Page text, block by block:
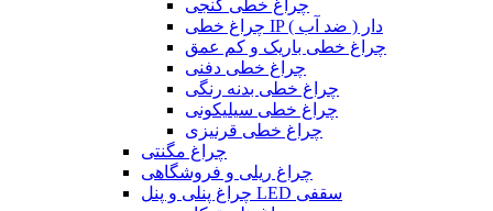
چراغ خطی کنجی
چراغ خطی IP دار ( ضد آب )
چراغ خطی باریک و کم عمق
چراغ خطی دفنی
چراغ خطی بدنه رنگی
چراغ خطی سیلیکونی
چراغ خطی قرنیزی
چراغ مگنتی
چراغ ریلی و فروشگاهی
چراغ پنلی و پنل LED سقفی